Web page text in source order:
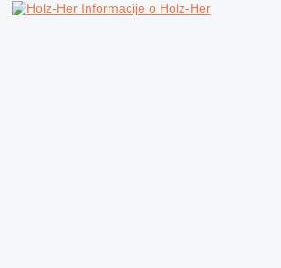
Informacije o Holz-Her